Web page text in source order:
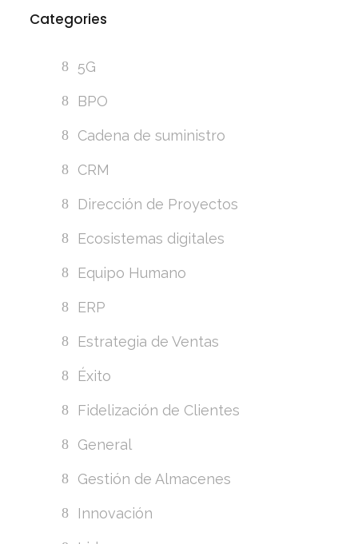
Categories
5G
BPO
Cadena de suministro
CRM
Dirección de Proyectos
Ecosistemas digitales
Equipo Humano
ERP
Estrategia de Ventas
Éxito
Fidelización de Clientes
General
Gestión de Almacenes
Innovación